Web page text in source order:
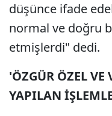
düşünce ifade
normal ve doğru
etmişlerdi" dedi.
'ÖZGÜR ÖZEL
YAPILAN